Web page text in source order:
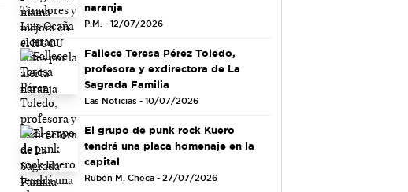
naranja
P.M. - 12/07/2026
Fallece Teresa Pérez Toledo,
profesora y exdirectora de La
Sagrada Familia
Las Noticias - 10/07/2026
El grupo de punk rock Kuero
tendrá una placa homenaje en la
capital
Rubén M. Checa - 27/07/2026